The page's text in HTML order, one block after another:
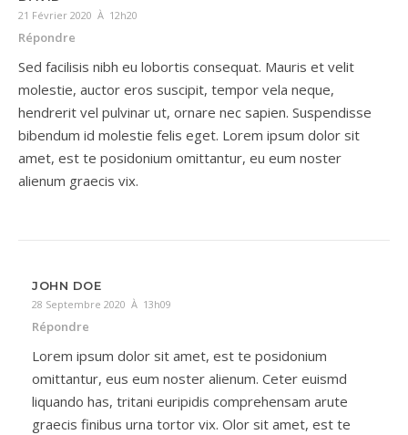
21 Février 2020 À 12h20
Répondre
Sed facilisis nibh eu lobortis consequat. Mauris et velit
molestie, auctor eros suscipit, tempor vela neque,
hendrerit vel pulvinar ut, ornare nec sapien. Suspendisse
bibendum id molestie felis eget. Lorem ipsum dolor sit
amet, est te posidonium omittantur, eu eum noster
alienum graecis vix.
JOHN DOE
28 Septembre 2020 À 13h09
Répondre
Lorem ipsum dolor sit amet, est te posidonium
omittantur, eus eum noster alienum. Ceter euismd
liquando has, tritani euripidis comprehensam arute
graecis finibus urna tortor vix. Olor sit amet, est te